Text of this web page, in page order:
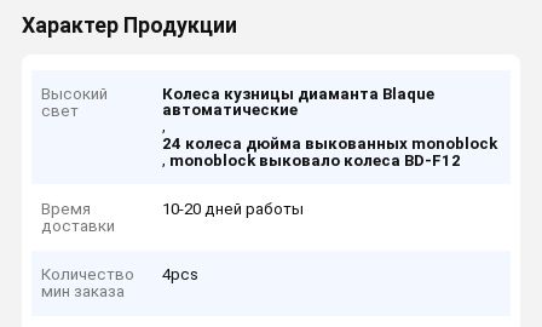
Характер Продукции
Высокий
свет
Колеса кузницы диаманта Blaque
автоматические
,
24 колеса дюйма выкованных monoblock
, monoblock выковало колеса BD-F12
Время
доставки
10-20 дней работы
Количество
мин заказа
4pcs